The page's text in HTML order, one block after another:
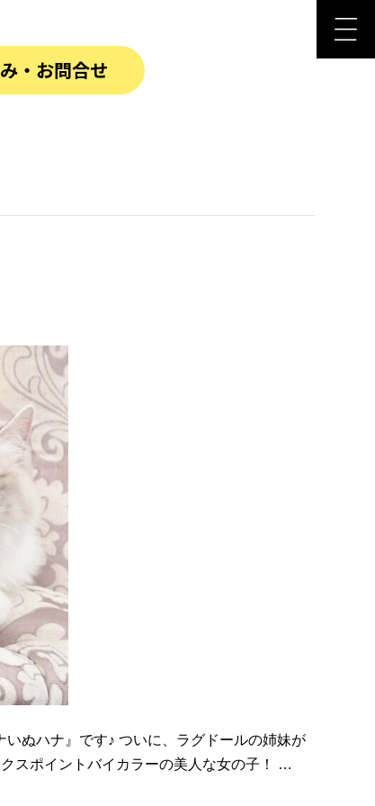
・お問合せ
ぬハナ』です♪ ついに、ラグドールの姉妹が
スポイントバイカラーの美人な女の子！ …